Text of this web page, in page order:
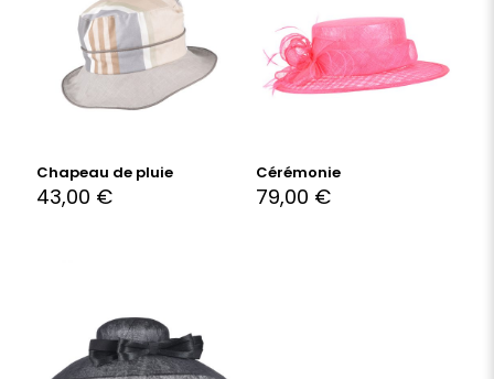
Chapeau de pluie
43,00 €
Cérémonie
79,00 €